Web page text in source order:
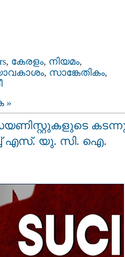
, കേരളം, നിയമം,
, സാങ്കേതികം,
»
എസ്‌. യു. സി. ഐ.